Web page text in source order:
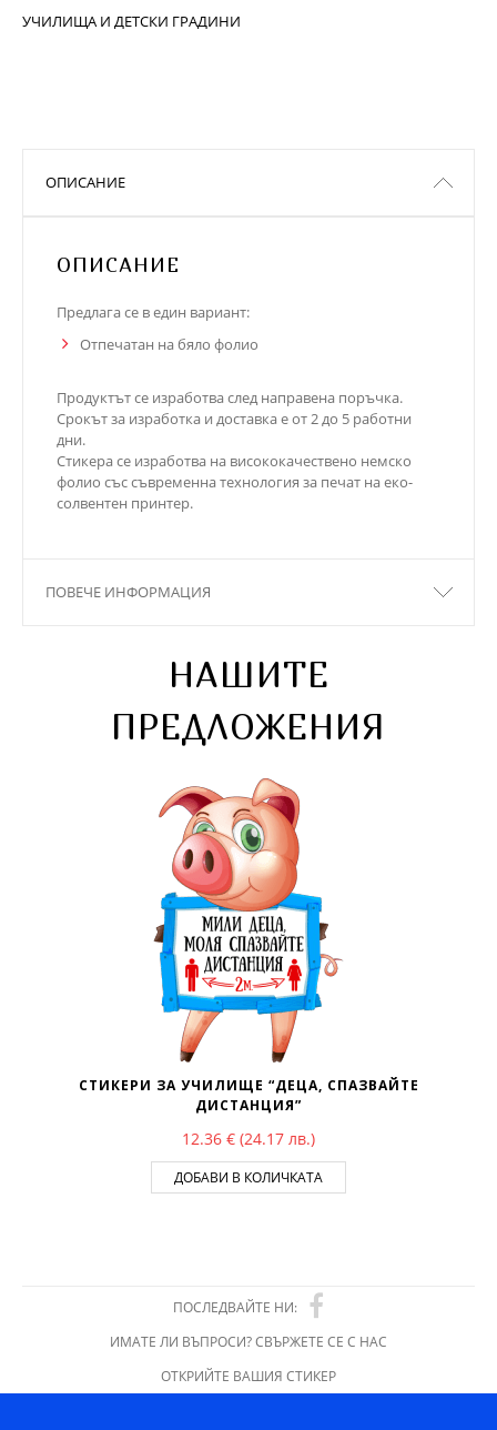
УЧИЛИЩА И ДЕТСКИ ГРАДИНИ
ОПИСАНИЕ
ОПИСАНИЕ
Предлага се в един вариант:
Отпечатан на бяло фолио
Продуктът се изработва след направена поръчка.
Срокът за изработка и доставка е от 2 до 5 работни
дни.
Стикера се изработва на висококачествено немско
фолио със съвременна технология за печат на еко-
солвентен принтер.
ПОВЕЧЕ ИНФОРМАЦИЯ
НАШИТЕ
ПРЕДЛОЖЕНИЯ
СТИКЕРИ ЗА УЧИЛИЩЕ “ДЕЦА, СПАЗВАЙТЕ
ДИСТАНЦИЯ”
12.36 € (24.17 лв.)
ДОБАВИ В КОЛИЧКАТА
ПОСЛЕДВАЙТЕ НИ:
ИМАТЕ ЛИ ВЪПРОСИ? СВЪРЖЕТЕ СЕ С НАС
ОТКРИЙТЕ ВАШИЯ СТИКЕР